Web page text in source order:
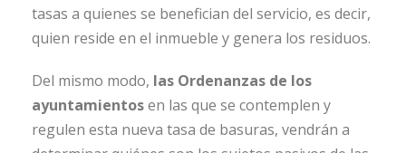
tasas a quienes se benefician del servicio, es decir,
quien reside en el inmueble y genera los residuos.
Del mismo modo, las Ordenanzas de los
ayuntamientosen las que se contemplen y
regulen esta nueva tasa de basuras, vendrán a